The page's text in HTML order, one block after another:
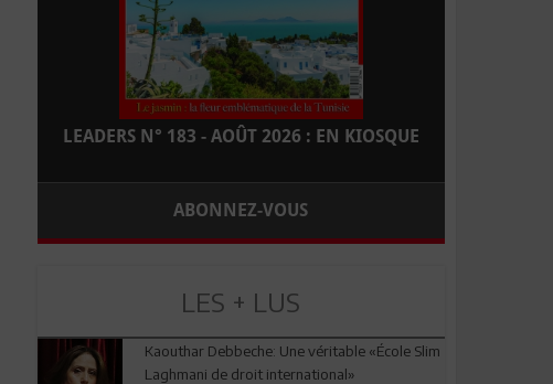
LEADERS N° 183 - AOÛT 2026 : EN KIOSQUE
ABONNEZ-VOUS
LES + LUS
Kaouthar Debbeche: Une véritable «École Slim
Laghmani de droit international»